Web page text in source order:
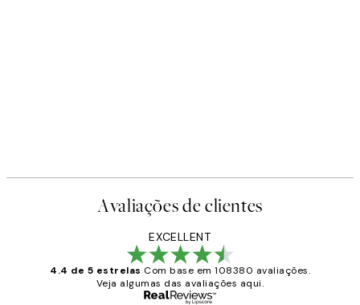
Avaliações de clientes
EXCELLENT
4.4 de 5 estrelas Com base em 108380 avaliações.
Veja algumas das avaliações aqui.